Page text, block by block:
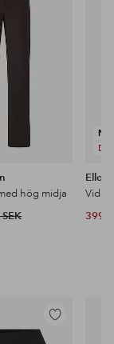
hög midja
Ellos
399
Lägg
till